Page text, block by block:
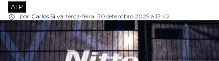
ATP
por Carlos Silva terça-feira, 30 setembro 2025 a 13:42